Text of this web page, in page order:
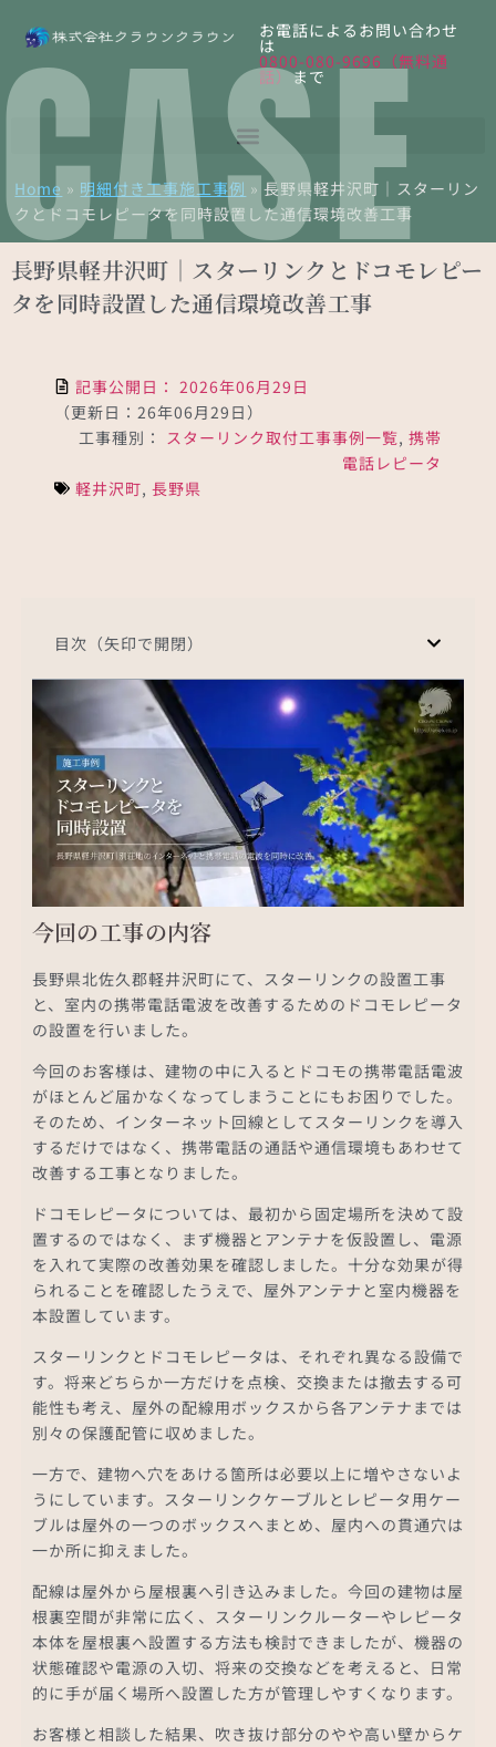
お電話によるお問い合わせ
は
0800-080-9696（無料通
話）まで
Home » 明細付き工事施工事例 »長野県軽井沢町｜スターリン
クとドコモレピータを同時設置した通信環境改善工事
長野県軽井沢町｜スターリンクとドコモレピー
タを同時設置した通信環境改善工事
CASE
記事公開日： 2026年06月29日
（更新日：26年06月29日）
工事種別：
スターリンク取付工事事例一覧, 携帯
電話レピータ
軽井沢町,長野県
目次（矢印で開閉）
今回の工事の内容
長野県北佐久郡軽井沢町にて、スターリンクの設置工事
と、室内の携帯電話電波を改善するためのドコモレピータ
の設置を行いました。
今回のお客様は、建物の中に入るとドコモの携帯電話電波
がほとんど届かなくなってしまうことにもお困りでした。
そのため、インターネット回線としてスターリンクを導入
するだけではなく、携帯電話の通話や通信環境もあわせて
改善する工事となりました。
ドコモレピータについては、最初から固定場所を決めて設
置するのではなく、まず機器とアンテナを仮設置し、電源
を入れて実際の改善効果を確認しました。十分な効果が得
られることを確認したうえで、屋外アンテナと室内機器を
本設置しています。
スターリンクとドコモレピータは、それぞれ異なる設備で
す。将来どちらか一方だけを点検、交換または撤去する可
能性も考え、屋外の配線用ボックスから各アンテナまでは
別々の保護配管に収めました。
一方で、建物へ穴をあける箇所は必要以上に増やさないよ
うにしています。スターリンクケーブルとレピータ用ケー
ブルは屋外の一つのボックスへまとめ、屋内への貫通穴は
一か所に抑えました。
配線は屋外から屋根裏へ引き込みました。今回の建物は屋
根裏空間が非常に広く、スターリンクルーターやレピータ
本体を屋根裏へ設置する方法も検討できましたが、機器の
状態確認や電源の入切、将来の交換などを考えると、日常
的に手が届く場所へ設置した方が管理しやすくなります。
お客様と相談した結果、吹き抜け部分のやや高い壁からケ